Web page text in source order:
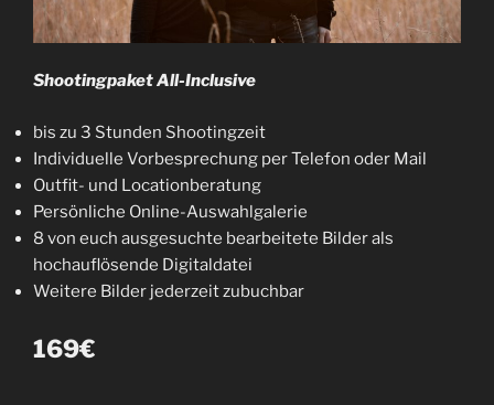
Shootingpaket All-Inclusive
bis zu 3 Stunden Shootingzeit
Individuelle Vorbesprechung per Telefon oder Mail
Outfit- und Locationberatung
Persönliche Online-Auswahlgalerie
8 von euch ausgesuchte bearbeitete Bilder als
hochauflösende Digitaldatei
Weitere Bilder jederzeit zubuchbar
169€